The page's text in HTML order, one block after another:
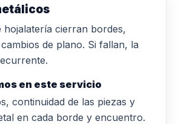
hojalatería cierran bordes,
de plano. Si fallan, la
en este servicio
continuidad de las piezas y
en cada borde y encuentro.